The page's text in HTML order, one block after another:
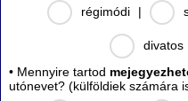
régimódi
|
divatos
• Mennyire tartod
utónevet? (külföldiek számára